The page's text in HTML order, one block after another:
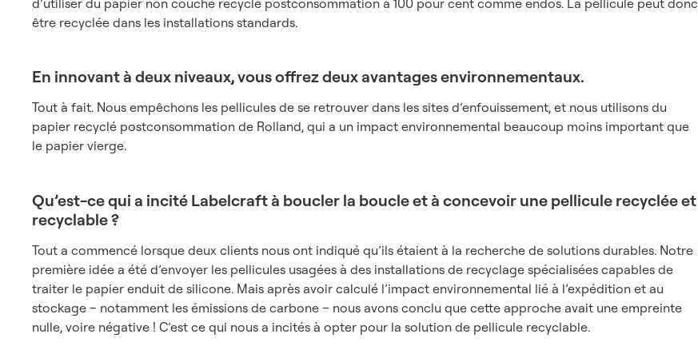
être recyclée dans les installations standards.
En innovant à deux niveaux, vous offrez deux avantages environnementaux.
Tout à fait. Nous empêchons les pellicules de se retrouver dans les sites d’enfouissement, et nous utilisons du
papier recyclé postconsommation de Rolland, qui a un impact environnemental beaucoup moins important que
le papier vierge.
Qu’est-ce qui a incité Labelcraft à boucler la boucle et à concevoir une pellicule recyclée et
recyclable ?
Tout a commencé lorsque deux clients nous ont indiqué qu’ils étaient à la recherche de solutions durables. Notre
première idée a été d’envoyer les pellicules usagées à des installations de recyclage spécialisées capables de
traiter le papier enduit de silicone. Mais après avoir calculé l’impact environnemental lié à l’expédition et au
stockage – notamment les émissions de carbone – nous avons conclu que cette approche avait une empreinte
nulle, voire négative ! C’est ce qui nous a incités à opter pour la solution de pellicule recyclable.